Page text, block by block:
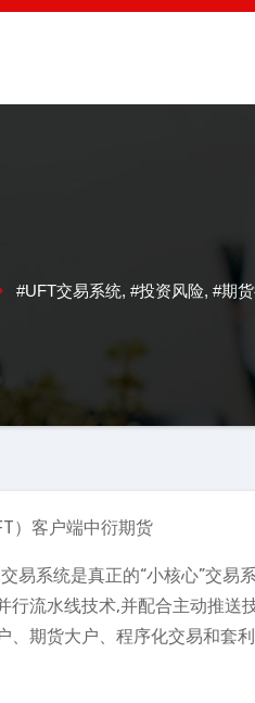
#UFT交易系统, #投资风险, #期
）客户端中衍期货
易系统是真正的“小核心”交易
行流水线技术,并配合主动推送
、期货大户、程序化交易和套